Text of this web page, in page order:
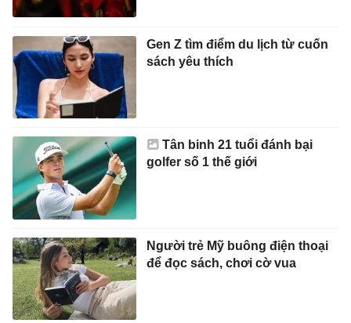
Gen Z tìm điểm du lịch từ cuốn
sách yêu thích
Tân binh 21 tuổi đánh bại
golfer số 1 thế giới
Người trẻ Mỹ buông điện thoại
để đọc sách, chơi cờ vua